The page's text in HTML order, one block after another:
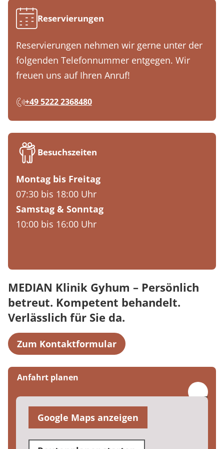
Reservierungen
Reservierungen nehmen wir gerne unter der
folgenden Telefonnummer entgegen. Wir
freuen uns auf Ihren Anruf!
+49 5222 2368480
Besuchszeiten
Montag bis Freitag
07:30 bis 18:00 Uhr
Samstag & Sonntag
10:00 bis 16:00 Uhr
MEDIAN Klinik Gyhum – Persönlich
betreut. Kompetent behandelt.
Verlässlich für Sie da.
Zum Kontaktformular
Anfahrt planen
Google Maps anzeigen